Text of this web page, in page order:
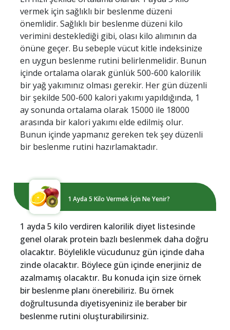
vermek için sağlıklı bir beslenme düzeni
önemlidir. Sağlıklı bir beslenme düzeni kilo
verimini desteklediği gibi, olası kilo alımının da
önüne geçer. Bu sebeple vücut kitle indeksinize
en uygun beslenme rutini belirlenmelidir. Bunun
içinde ortalama olarak günlük 500-600 kalorilik
bir yağ yakımınız olması gerekir. Her gün düzenli
bir şekilde 500-600 kalori yakımı yapıldığında, 1
ay sonunda ortalama olarak 15000 ile 18000
arasında bir kalori yakımı elde edilmiş olur.
Bunun içinde yapmanız gereken tek şey düzenli
bir beslenme rutini hazırlamaktadır.
1 Ayda 5 Kilo Vermek İçin Ne Yenir?
1 ayda 5 kilo verdiren kalorilik diyet listesinde
genel olarak protein bazlı beslenmek daha doğru
olacaktır. Böylelikle vücudunuz gün içinde daha
zinde olacaktır. Böylece gün içinde enerjiniz de
azalmamış olacaktır. Bu konuda için size örnek
bir beslenme planı önerebiliriz. Bu örnek
doğrultusunda diyetisyeniniz ile beraber bir
beslenme rutini oluşturabilirsiniz.